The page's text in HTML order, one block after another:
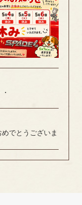
でとうございま